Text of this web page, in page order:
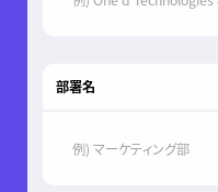
部署名